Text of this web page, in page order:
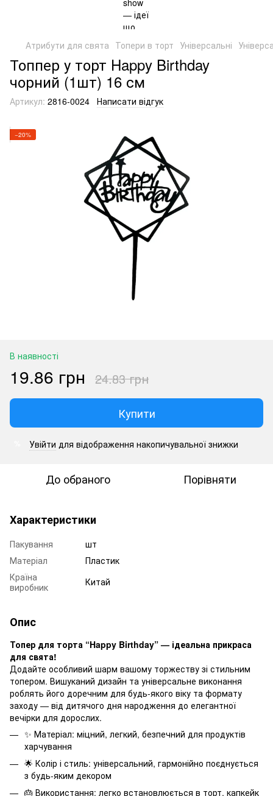
Атрибути для свята Топери в торт Універсальні
Топпер у торт Happy Birthday
чорний (1шт) 16 см
Артикул: 2816-0024 Написати відгук
−20%
В наявності
19.86 грн 24.83 грн
Купити
Увійти для відображення накопичувальної знижки
До обраного Порівняти
Характеристики
Пакування
шт
Матеріал
Пластик
Країна
виробник
Китай
Опис
Топер для торта “Happy Birthday” — ідеальна прикраса
для свята!
Додайте особливий шарм вашому торжеству зі стильним
топером. Вишуканий дизайн та універсальне виконання
роблять його доречним для будь-якого віку та формату
заходу — від дитячого дня народження до елегантної
вечірки для дорослих.
✨ Матеріал: міцний, легкий, безпечний для продуктів
харчування
🌟 Колір і стиль: універсальний, гармонійно поєднується
з будь-яким декором
🎂 Використання: легко встановлюється в торт, капкейк